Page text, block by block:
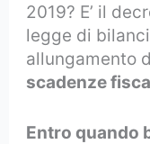
2019? E’ il
legge di
allungamento
scadenze
Entro quando